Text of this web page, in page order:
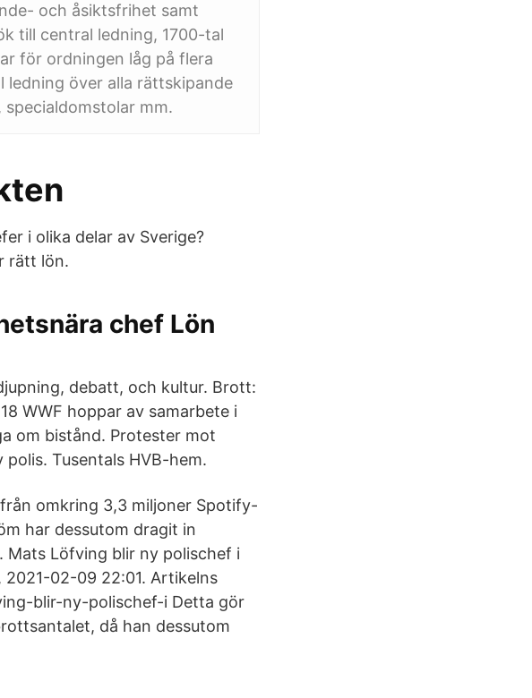
och åsiktsfrihet samt
till central ledning, 1700-tal
för ordningen låg på flera
ledning över alla rättskipande
mm.
i olika delar av Sverige?
rätt lön.
chef Lön
debatt, och kultur. Brott:
WWF hoppar av samarbete i
om bistånd. Protester mot
Tusentals HVB-hem.
omkring 3,3 miljoner Spotify-
har dessutom dragit in
Mats Löfving blir ny polischef i
02-09 22:01. Artikelns
blir-ny-polischef-i Detta gör
då han dessutom